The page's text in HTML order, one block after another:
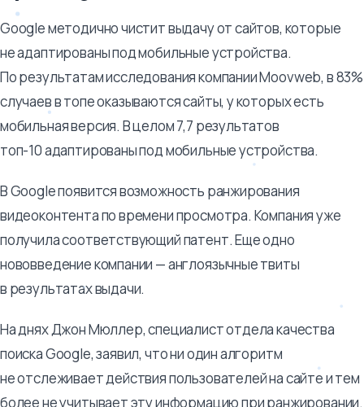
Google методично чистит выдачу от сайтов, которые
не адаптированы под мобильные устройства.
По результатам исследования компании Moovweb, в 83%
случаев в топе оказываются сайты, у которых есть
мобильная версия. В целом 7,7 результатов
топ-10 адаптированы под мобильные устройства.
В Google появится возможность ранжирования
видеоконтента по времени просмотра. Компания уже
получила соответствующий патент. Еще одно
нововведение компании — англоязычные твиты
в результатах выдачи.
На днях Джон Мюллер, специалист отдела качества
поиска Google, заявил, что ни один алгоритм
не отслеживает действия пользователей на сайте и тем
более не учитывает эту информацию при ранжировании.